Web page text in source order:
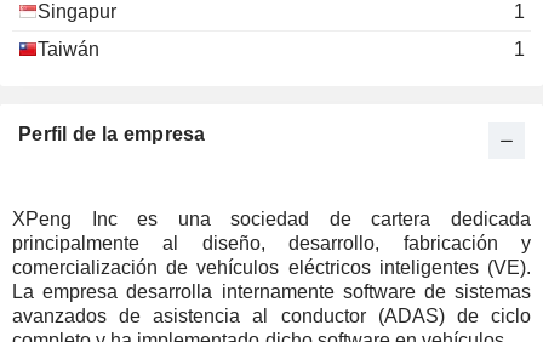
Singapur
1
Taiwán
1
Perfil de la empresa
XPeng Inc es una sociedad de cartera dedicada
principalmente al diseño, desarrollo, fabricación y
comercialización de vehículos eléctricos inteligentes (VE).
La empresa desarrolla internamente software de sistemas
avanzados de asistencia al conductor (ADAS) de ciclo